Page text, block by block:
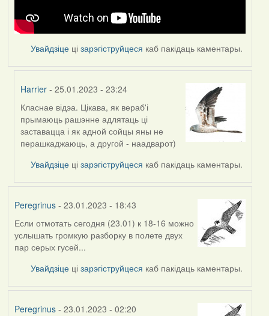
Увайдзіце цізарэгіструйцеся каб пакідаць каментары.
Harrier - 25.01.2023 - 23:24
In
reply
to
by
Feather
Класнае відэа. Цікава, як вераб'і
прымаюць рашэнне адлятаць ці
заставацца і як адной сойцы яны не
перашкаджаюць, а другой - наадварот)
Увайдзіце цізарэгіструйцеся каб пакідаць каментары.
Peregrinus- 23.01.2023 - 18:43
Если отмотать сегодня (23.01) к 18-16 можно
услышать громкую разборку в полете двух
пар серых гусей...
Увайдзіце цізарэгіструйцеся каб пакідаць каментары.
Peregrinus- 23.01.2023 - 02:20